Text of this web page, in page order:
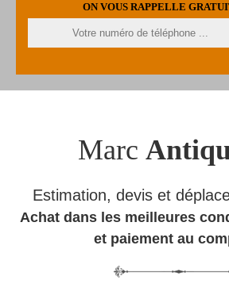
ON VOUS RAPPELLE
Marc
Estimation, devis et
Achat dans les meilleures
et paiement au